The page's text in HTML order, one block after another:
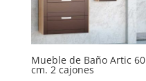
Mueble de Baño Artic 60
cm. 2 cajones